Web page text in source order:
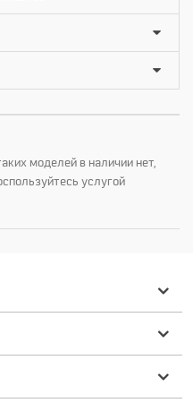
моделей в наличии нет,
услугой